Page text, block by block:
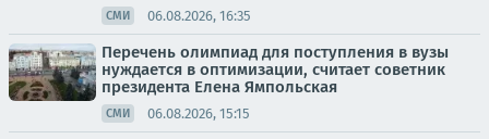
СМИ 06.08.2026, 16:35
Перечень олимпиад для поступления в вузы
нуждается в оптимизации, считает советник
президента Елена Ямпольская
СМИ 06.08.2026, 15:15